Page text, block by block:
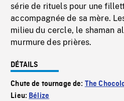
série de rituels pour une
accompagnée de sa mère.
milieu du cercle, le shaman
murmure des prières.
DÉTAILS
Chute de tournage de: The
Lieu: Bélize